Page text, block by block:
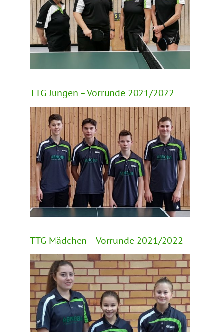
TTG Jungen – Vorrunde 2021/2022
TTG Mädchen – Vorrunde 2021/2022